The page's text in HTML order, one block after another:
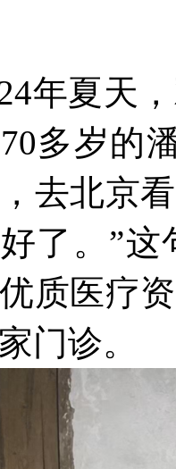
年夏天
多岁的
去北京
了。”
优质医疗
门诊。